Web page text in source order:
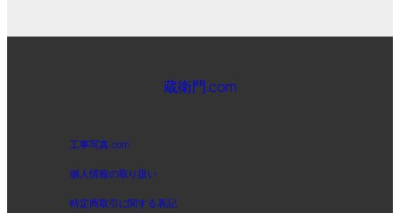
蔵衛門.com
工事写真.com
個人情報の取り扱い
特定商取引に関する表記